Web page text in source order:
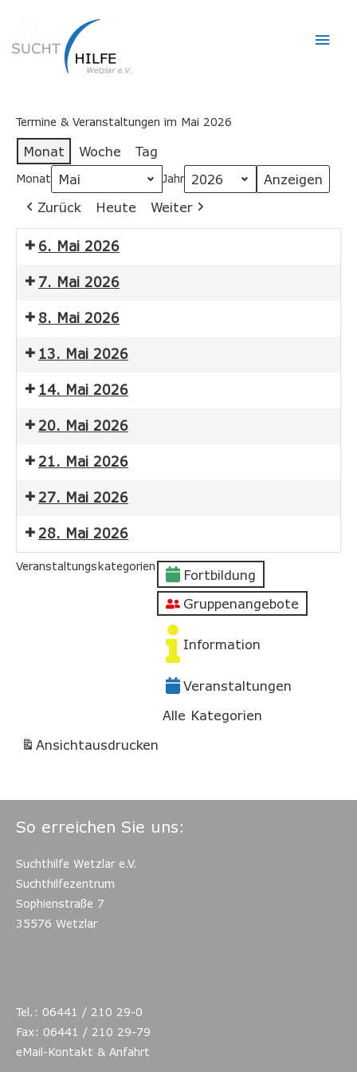
Termine & Veranstaltungen im Mai 2026
Monat Woche Tag
Monat Jahr
Zurück Heute Weiter
6. Mai 2026
7. Mai 2026
8. Mai 2026
13. Mai 2026
14. Mai 2026
20. Mai 2026
21. Mai 2026
27. Mai 2026
28. Mai 2026
Veranstaltungskategorien
Fortbildung
Gruppenangebote
Information
Veranstaltungen
Alle Kategorien
Ansichtausdrucken
So erreichen Sie uns:
Suchthilfe Wetzlar e.V.
Suchthilfezentrum
Sophienstraße 7
35576 Wetzlar
Tel.: 06441 / 210 29-0
Fax: 06441 / 210 29-79
eMail-Kontakt & Anfahrt